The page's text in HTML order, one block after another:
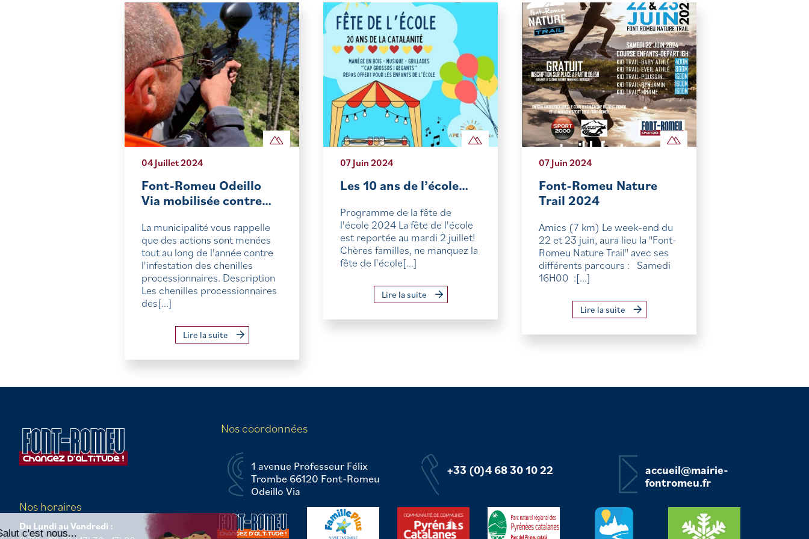
04 Juillet 2024
Font-Romeu Odeillo
Via mobilisée contre…
La municipalité vous rappelle
que des actions sont menées
tout au long de l'année contre
l'infestation des chenilles
processionnaires. Description
Les chenilles processionnaires
des[...]
Lire la suite
07 Juin 2024
Les 10 ans de l’école…
Programme de la fête de
l'école 2024 La fête de l'école
est reportée au mardi 2 juillet!
Chères familles, ne manquez la
fête de l'école[...]
Lire la suite
07 Juin 2024
Font-Romeu Nature
Trail 2024
Amics (7 km) Le week-end du
22 et 23 juin, aura lieu la "Font-
Romeu Nature Trail" avec ses
différents parcours : Samedi
16H00 :[...]
Lire la suite
Nos horaires
Du Lundi au Vendredi :
Nos coordonnées
1 avenue Professeur Félix
Trombe 66120 Font-Romeu
Odeillo Via
+33 (0)4 68 30 10 22
accueil@mairie-
fontromeu.fr
Salut c'est nous...